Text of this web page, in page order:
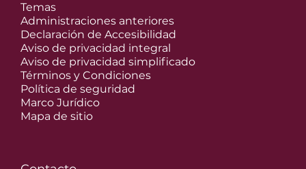
Temas
Administraciones anteriores
Declaración de Accesibilidad
Aviso de privacidad integral
Aviso de privacidad simplificado
Términos y Condiciones
Política de seguridad
Marco Jurídico
Mapa de sitio